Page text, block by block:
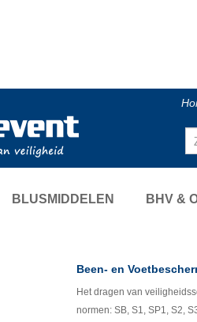
BLUSMIDDELEN BHV &
Been- en
Het dragen van
normen: SB, S1, SP1, S2,